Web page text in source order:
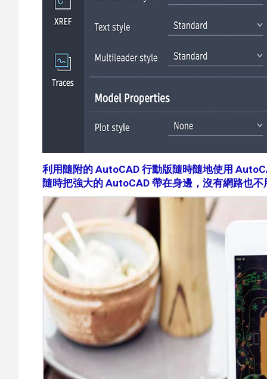
利用隨附的 AutoCAD 行動版隨時隨地使用
隨時把強大的 AutoCAD 帶在身邊，沒有網路也